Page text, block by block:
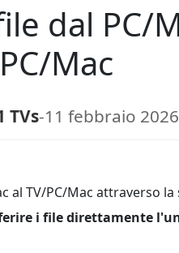
dal PC/
Mac
TVs-11 febbraio 2026
al TV/PC/Mac attraverso
i file direttamente